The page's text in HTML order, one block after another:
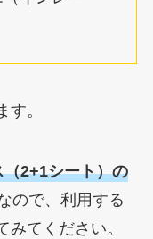
。
（2+1シート）の
ので、利用する
てください。